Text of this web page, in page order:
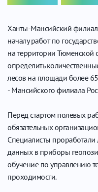
Ханты-Мансийский
началу работ по
на территории Тюменской
определить
лесов на площади более
- Мансийского филиала
Перед стартом полевых
обязательных
Специалисты проработали
данных в приборы
обучение по управлению
проходимости.